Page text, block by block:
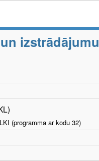
izstrādājumu
(programma ar kodu 32)